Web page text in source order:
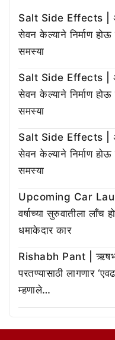
Salt Side Effects |
सेवन केल्याने निर्माण होऊ
समस्या
Salt Side Effects |
सेवन केल्याने निर्माण होऊ
समस्या
Salt Side Effects |
सेवन केल्याने निर्माण होऊ
समस्या
Upcoming Car
वर्षाच्या सुरुवातीला लाँच
धमाकेदार कार
Rishabh Pant | ऋषभ
परतण्यासाठी लागणार
म्हणाले…